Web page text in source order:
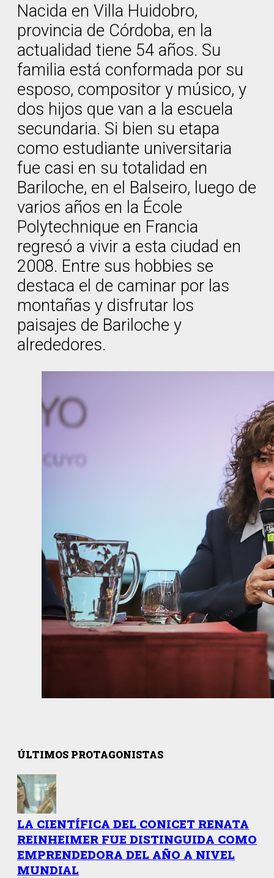
Nacida en Villa Huidobro,
provincia de Córdoba, en la
actualidad tiene 54 años. Su
familia está conformada por su
esposo, compositor y músico, y
dos hijos que van a la escuela
secundaria. Si bien su etapa
como estudiante universitaria
fue casi en su totalidad en
Bariloche, en el Balseiro, luego de
varios años en la École
Polytechnique en Francia
regresó a vivir a esta ciudad en
2008. Entre sus hobbies se
destaca el de caminar por las
montañas y disfrutar los
paisajes de Bariloche y
alrededores.
ÚLTIMOS PROTAGONISTAS
LA CIENTÍFICA DEL CONICET RENATA
REINHEIMER FUE DISTINGUIDA COMO
EMPRENDEDORA DEL AÑO A NIVEL
MUNDIAL